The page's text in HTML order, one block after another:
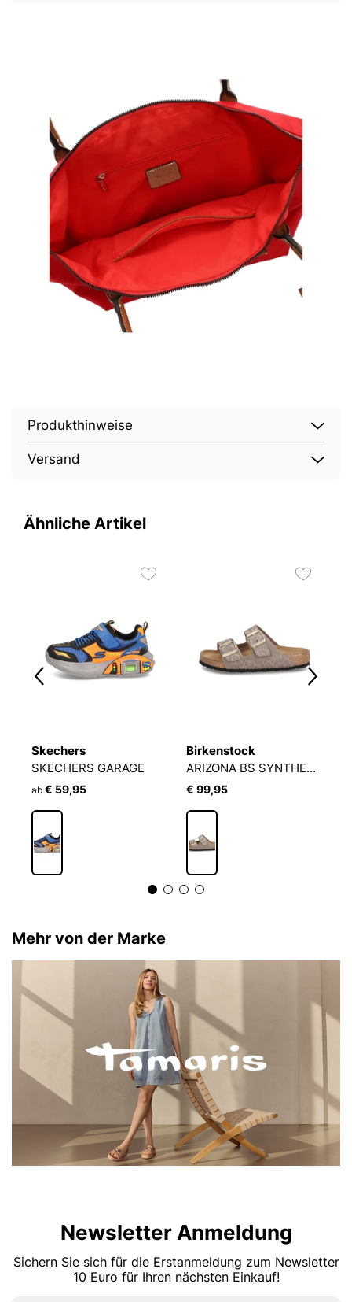
Produkthinweise
Versand
Ähnliche Artikel
Skechers
SKECHERS GARAGE
ab € 59,95
Birkenstock
ARIZONA BS SYNTHETIK
€ 99,95
Mehr von der Marke
Newsletter Anmeldung
Sichern Sie sich für die Erstanmeldung zum Newsletter
10 Euro für Ihren nächsten Einkauf!